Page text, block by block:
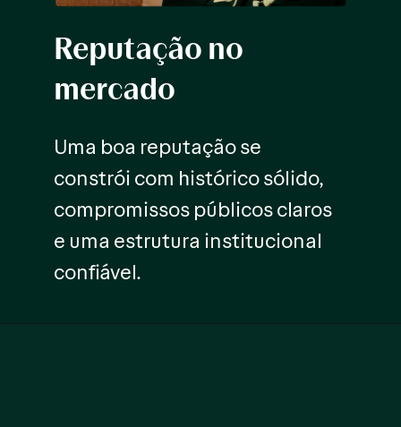
Uma boa reputação se
constrói com histórico sólido,
compromissos públicos claros
e uma estrutura institucional
confiável.
Reputação no
mercado